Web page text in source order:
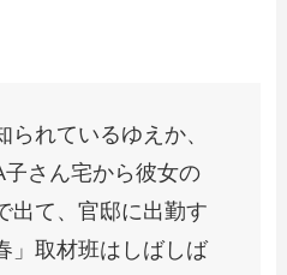
れているゆえか、
さん宅から彼女の
出て、官邸に出勤す
」取材班はしばしば